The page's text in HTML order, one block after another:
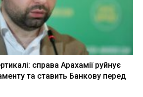
справа Арахамії руйнує
та ставить Банкову перед